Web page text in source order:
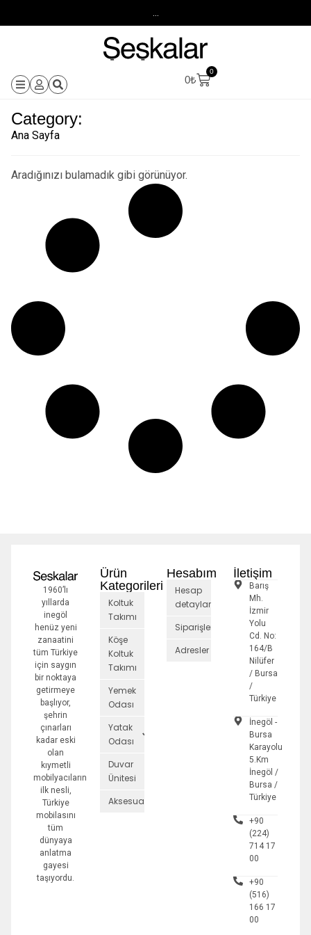
0₺
0
Category:
Ana Sayfa
Aradığınızı bulamadık gibi görünüyor.
1960’lı
yıllarda
inegöl
henüz yeni
zanaatini
tüm Türkiye
için saygın
bir noktaya
getirmeye
başlıyor,
şehrin
çınarları
kadar eski
olan
kıymetli
mobilyacıların
ilk nesli,
Türkiye
mobilasını
tüm
dünyaya
anlatma
gayesi
taşıyordu.
Ürün
Kategorileri
Koltuk
Takımı
Köşe
Koltuk
Takımı
Yemek
Odası
Yatak
Odası
Duvar
Ünitesi
Aksesuarlar
Hesabım
Hesap
detayları
Siparişler
Adresler
İletişim
Barış
Mh.
İzmir
Yolu
Cd. No:
164/B
Nilüfer
/ Bursa
/
Türkiye
İnegöl -
Bursa
Karayolu
5.Km
İnegöl /
Bursa /
Türkiye
+90
(224)
714 17
00
+90
(516)
166 17
00